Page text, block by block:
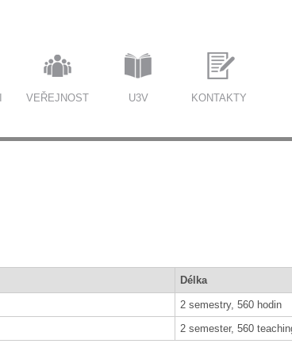
VEŘEJNOST U3V KONTAKTY
Délka
2 semestry, 560 hodin
2 semester, 560